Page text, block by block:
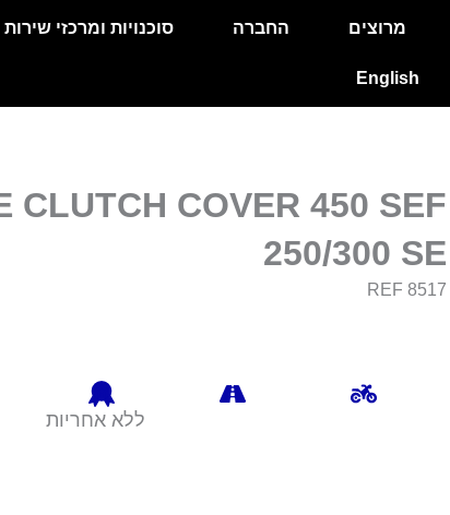
מרוצים החברה סוכנויות ומרכזי שירות
English
CLUTCH COVER 450 SEF
250/300 SE
REF 8517
ללא אחריות